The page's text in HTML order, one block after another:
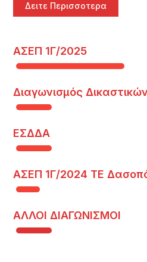
Δειτε Περισσοτερα
ΑΣΕΠ 1Γ/2025
Διαγωνισμός
ΕΣΔΔΑ
ΑΣΕΠ 1Γ/2024 ΤΕ
ΑΛΛΟΙ ΔΙΑΓΩΝΙΣΜΟΙ